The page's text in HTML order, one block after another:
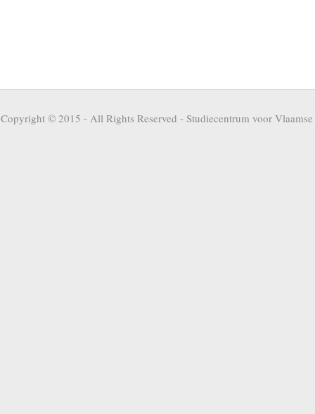
Copyright © 2015 - All Rights Reserved - Studiecentrum voor